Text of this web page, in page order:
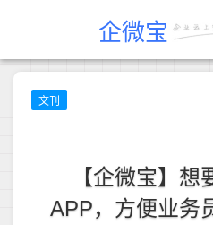
企微宝
文刊
【企微宝】
APP，方便业务